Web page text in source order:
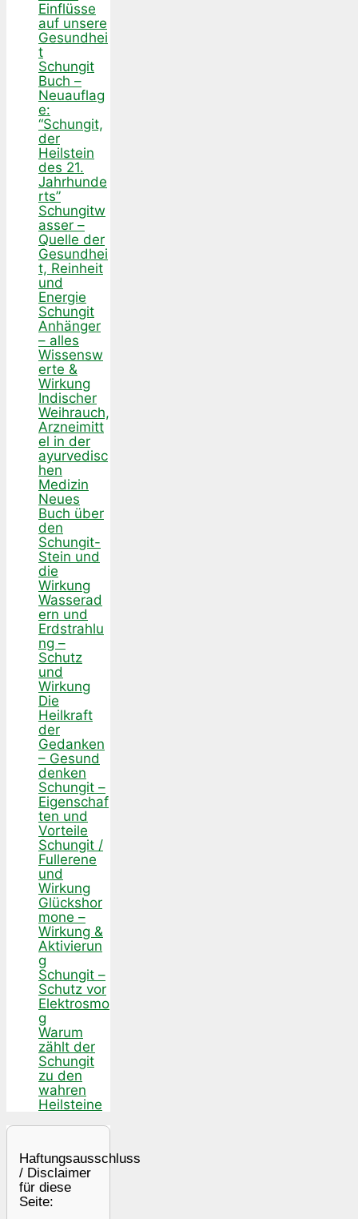
Einflüsse
auf unsere
Gesundhei
t
Schungit
Buch –
Neuauflag
e:
“Schungit,
der
Heilstein
des 21.
Jahrhunde
rts”
Schungitw
asser –
Quelle der
Gesundhei
t, Reinheit
und
Energie
Schungit
Anhänger
– alles
Wissensw
erte &
Wirkung
Indischer
Weihrauch,
Arzneimitt
el in der
ayurvedisc
hen
Medizin
Neues
Buch über
den
Schungit-
Stein und
die
Wirkung
Wasserad
ern und
Erdstrahlu
ng –
Schutz
und
Wirkung
Die
Heilkraft
der
Gedanken
– Gesund
denken
Schungit –
Eigenschaf
ten und
Vorteile
Schungit /
Fullerene
und
Wirkung
Glückshor
mone –
Wirkung &
Aktivierun
g
Schungit –
Schutz vor
Elektrosmo
g
Warum
zählt der
Schungit
zu den
wahren
Heilsteine
Haftungsausschluss
/ Disclaimer
für diese
Seite: